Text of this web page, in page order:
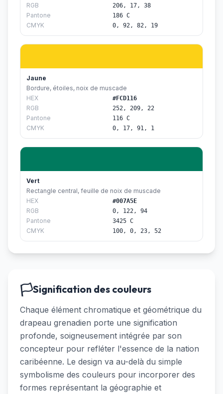
RGB 206, 17, 38
Pantone 186 C
CMYK 0, 92, 82, 19
Jaune
Bordure, étoiles, noix de muscade
HEX
#FCD116
RGB 252, 209, 22
Pantone 116 C
CMYK 0, 17, 91, 1
Vert
Rectangle central, feuille de noix de muscade
HEX
#007A5E
RGB 0, 122, 94
Pantone 3425 C
CMYK 100, 0, 23, 52
🏳️Signification des couleurs
Chaque élément chromatique et géométrique du
drapeau grenadien porte une signification
profonde, soigneusement intégrée par son
concepteur pour refléter l'essence de la nation
caribéenne. Le design va au-delà du simple
symbolisme des couleurs pour incorporer des
formes représentant la géographie et